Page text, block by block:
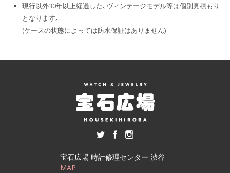
現行以外30年以上経過した､ヴィンテージモデル等は個別見積もり
となります｡
(ケースの状態によっては防水保証はありません)
宝石広場 時計修理センター 渋谷
MAP